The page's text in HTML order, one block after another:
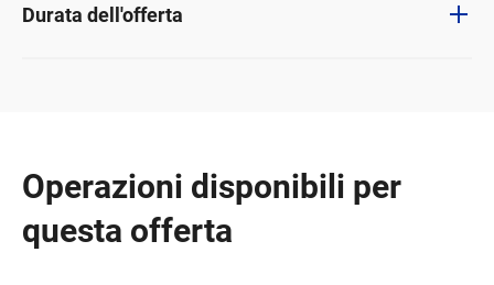
Durata dell'offerta
Operazioni disponibili per
questa offerta